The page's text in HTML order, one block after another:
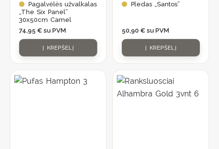
Pagalvėlės užvalkalas
„The Six Panel”
30x50cm Camel
74,95 € su PVM
Į KREPŠELĮ
Pledas „Santos”
50,90 € su PVM
Į KREPŠELĮ